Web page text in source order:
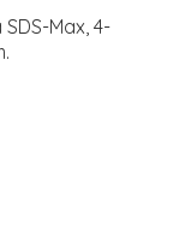
Max, 4-